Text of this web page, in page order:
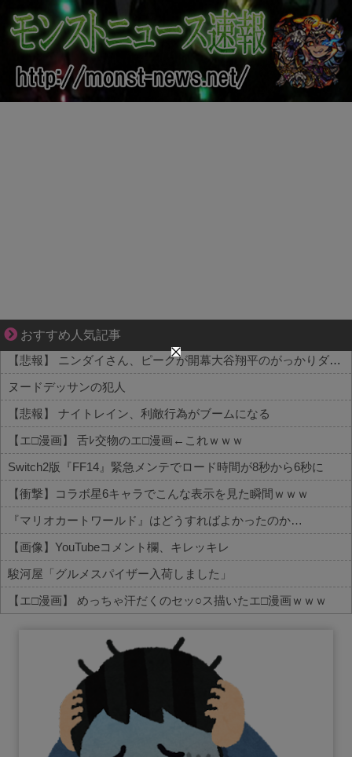
おすすめ人気記事
恋は疑惑に染まり、狂気へ変わる
【悲報】 ニンダイさん、ピークが開幕大谷翔平のがっかりダイレクトだったと言われてしまう
ヌードデッサンの犯人
【悲報】 ナイトレイン、利敵行為がブームになる
【エ□漫画】 舌ﾚ交物のエ□漫画←これｗｗｗ
Switch2版『FF14』緊急メンテでロード時間が8秒から6秒に
【衝撃】コラボ星6キャラでこんな表示を見た瞬間ｗｗｗ
『マリオカートワールド』はどうすればよかったのか…
【画像】YouTubeコメント欄、キレッキレ
駿河屋「グルメスパイザー入荷しました」
【エ□漫画】 めっちゃ汗だくのセッ○ス描いたエ□漫画ｗｗｗ